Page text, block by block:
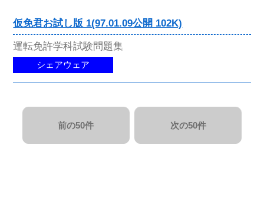
仮免君お試し版 1(97.01.09公開 102K)
運転免許学科試験問題集
シェアウェア
前の50件 次の50件